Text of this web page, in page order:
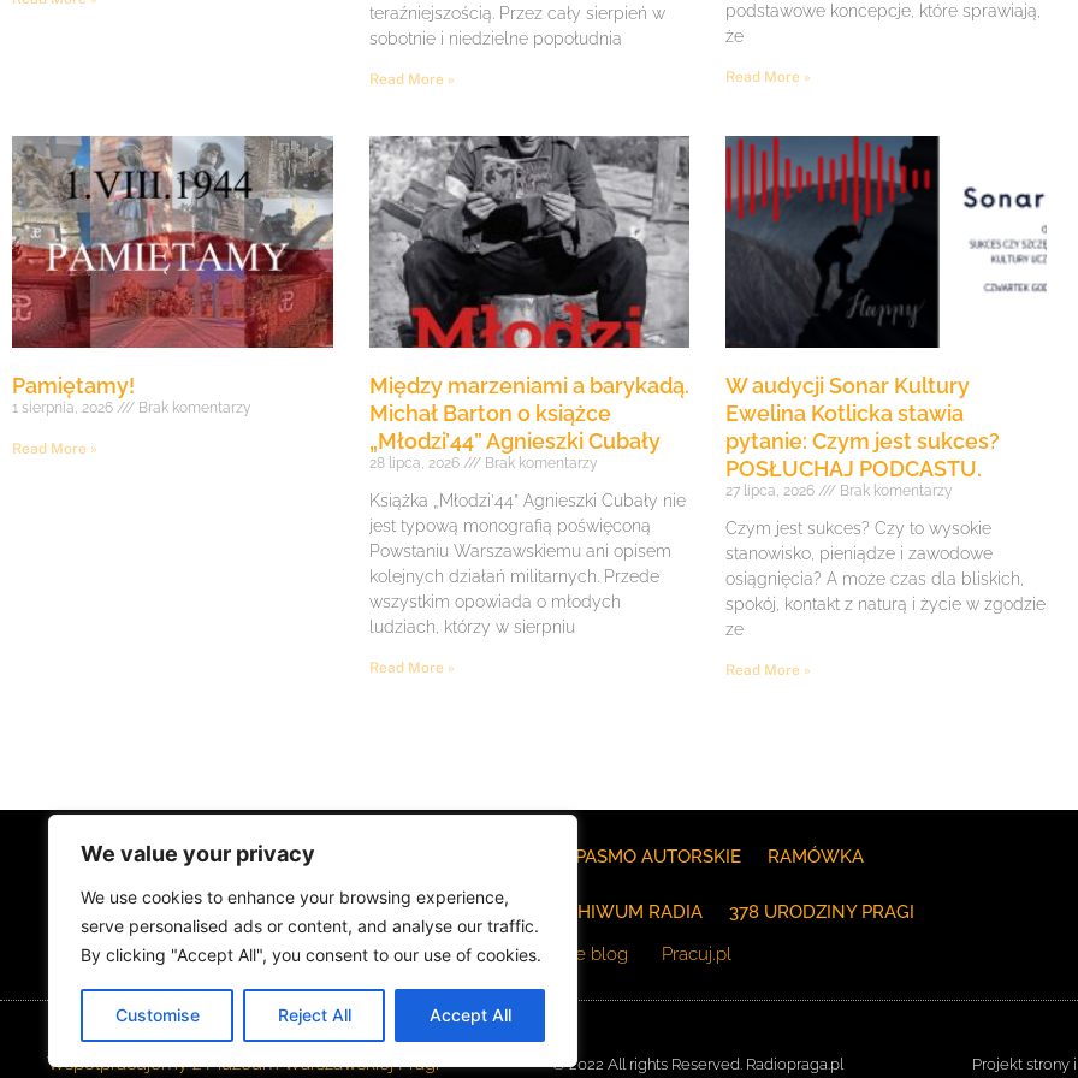
We value your privacy
We use cookies to enhance your browsing experience,
serve personalised ads or content, and analyse our traffic.
By clicking "Accept All", you consent to our use of cookies.
Customise Reject All Accept All
teraźniejszością. Przez cały sierpień w
sobotnie i niedzielne popołudnia
Read More »
podstawowe koncepcje, które sprawiają,
że
Read More »
Pamiętamy!
1 sierpnia, 2026 Brak komentarzy
Read More »
Między marzeniami a barykadą.
Michał Barton o książce
„Młodzi’44” Agnieszki Cubały
28 lipca, 2026 Brak komentarzy
Książka „Młodzi’44” Agnieszki Cubały nie
jest typową monografią poświęconą
Powstaniu Warszawskiemu ani opisem
kolejnych działań militarnych. Przede
wszystkim opowiada o młodych
ludziach, którzy w sierpniu
Read More »
W audycji Sonar Kultury
Ewelina Kotlicka stawia
pytanie: Czym jest sukces?
POSŁUCHAJ PODCASTU.
27 lipca, 2026 Brak komentarzy
Czym jest sukces? Czy to wysokie
stanowisko, pieniądze i zawodowe
osiągnięcia? A może czas dla bliskich,
spokój, kontakt z naturą i życie w zgodzie
ze
Read More »
STRONA GŁÓWNA PASMO AUTORSKIE RAMÓWKA
MUZYKA I KONCERTY KONTAKT ARCHIWUM RADIA
378 URODZINY PRAGI
The blog
Pracuj.pl
Współpracujemy z Muzeum Warszawskiej Pragi © 2022 All rights Reserved. Radiopraga.pl Projekt strony